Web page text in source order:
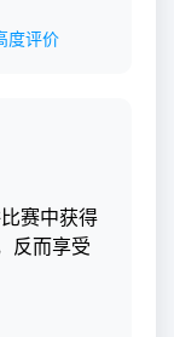
度评价
赛中获得
反而享受